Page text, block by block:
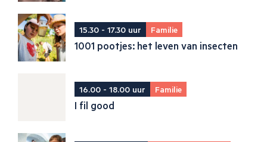
15.30 - 17.30 uur Familie
1001 pootjes: het leven van insecten
16.00 - 18.00 uur Familie
I fil good